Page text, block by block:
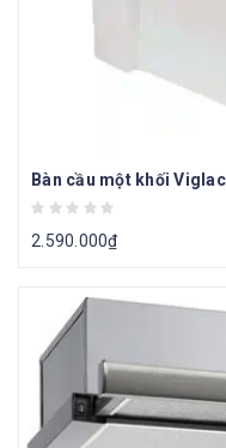
Bàn cầu một khối
2.590.000₫